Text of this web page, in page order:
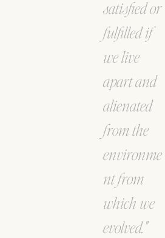
satisfied or
fulfilled if
we live
apart and
alienated
from the
environme
nt from
which we
evolved."